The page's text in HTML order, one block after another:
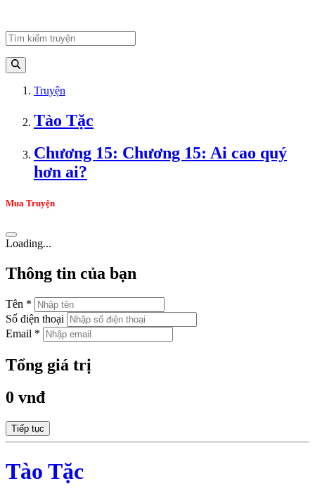
Truyện
Tào Tặc
Chương 15: Chương 15: Ai cao quý
hơn ai?
Mua Truyện
Loading...
Thông tin của bạn
Tên *
Số điện thoại
Email *
Tổng giá trị
0 vnđ
Tiếp tục
Tào Tặc